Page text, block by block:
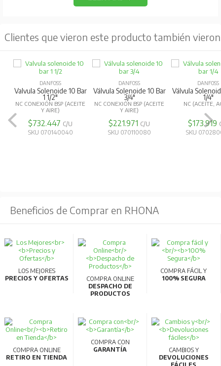
Grado de protección IP33.
Clientes que vieron este producto también vieron
DANFOSS
Valvula Solenoide 10 Bar
1 1/2"
NC CONEXIÓN BSP (ACEITE
Y AIRE)
$732.447 C/U
SKU 070140040
DANFOSS
Válvula Solenoide 10 Bar
3/4"
NC CONEXIÓN BSP (ACEITE
Y AIRE)
$221.971 C/U
SKU 070110080
DANFOSS
Válvula
1/4"
NC (ACEITE,
$173.919
SKU
Beneficios de Comprar en RHONA
LOS MEJORES
PRECIOS Y OFERTAS
COMPRA ONLINE
DESPACHO DE
PRODUCTOS
COMPRA FÁCIL Y
100% SEGURA
COMPRA ONLINE
RETIRO EN TIENDA
COMPRA CON
GARANTÍA
CAMBIOS Y
DEVOLUCIONES